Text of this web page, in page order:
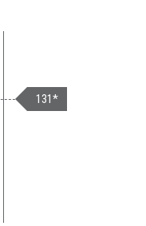
131*